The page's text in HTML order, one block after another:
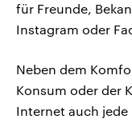
für Freunde,
Instagram oder
Neben dem
Konsum oder der
Internet auch